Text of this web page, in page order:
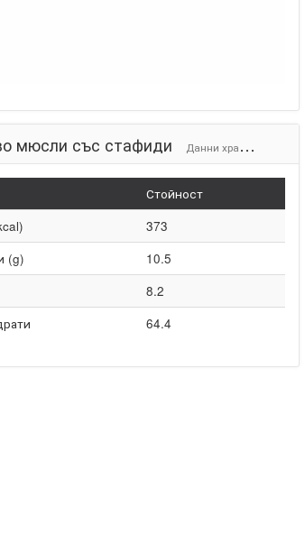
мюсли със стафиди Данни храни (на 100g)
Стойност
373
(g)
10.5
8.2
64.4